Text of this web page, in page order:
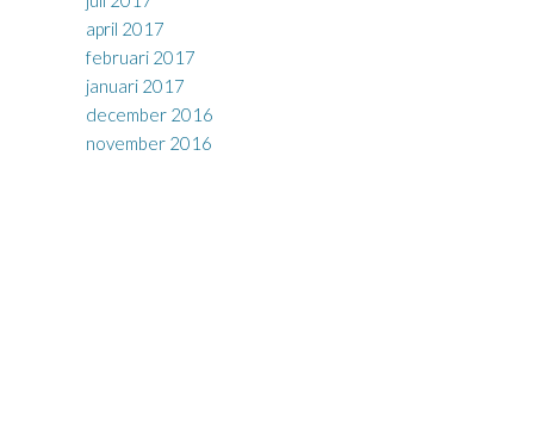
april 2017
februari 2017
januari 2017
december 2016
november 2016